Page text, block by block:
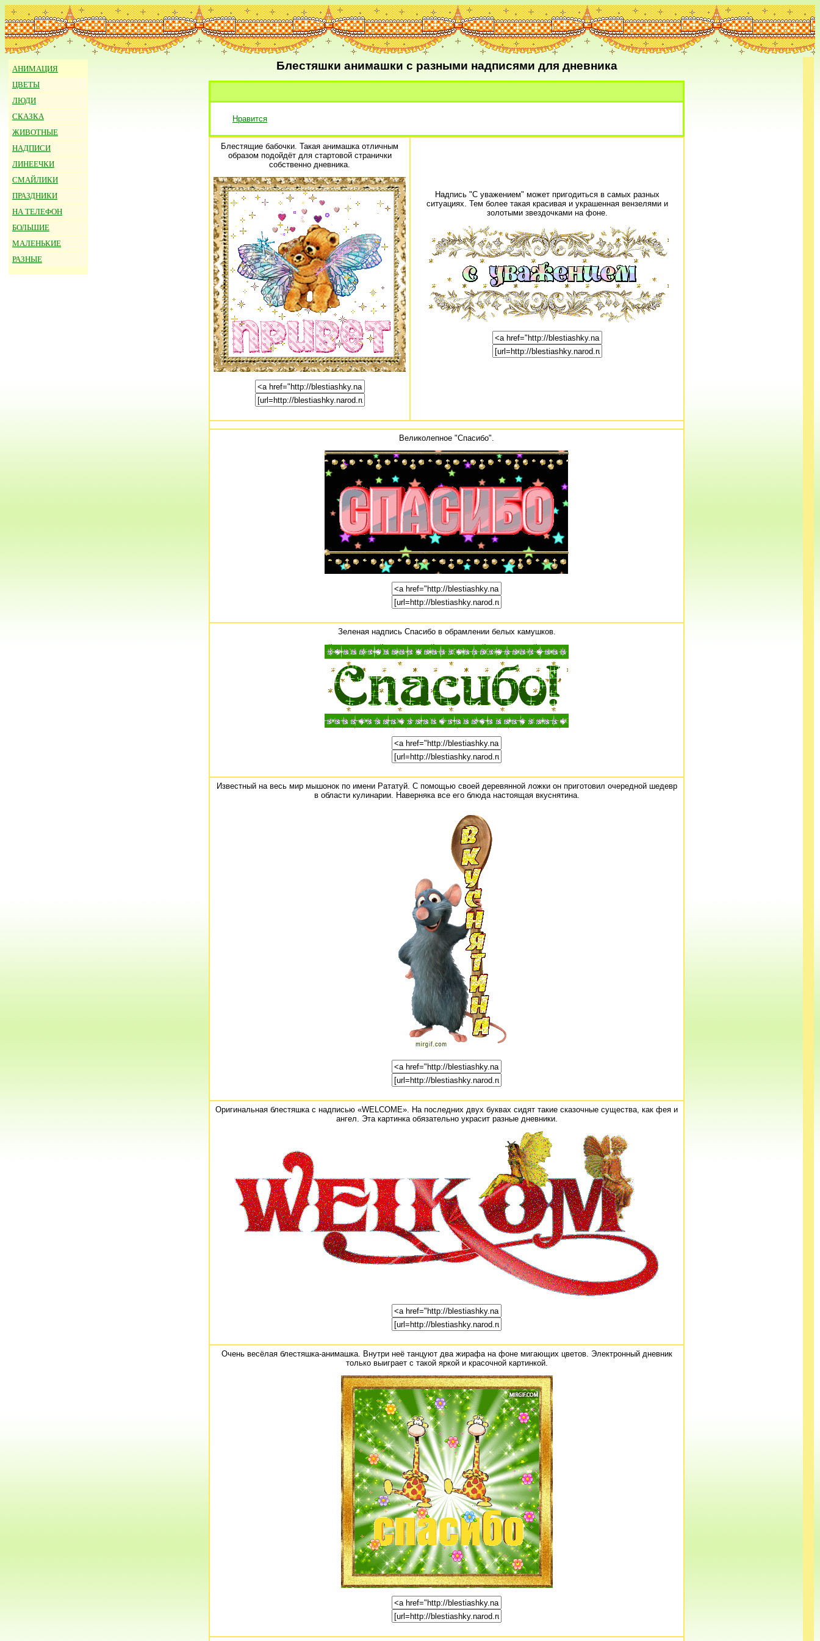
АНИМАЦИЯ
ЦВЕТЫ
ЛЮДИ
СКАЗКА
ЖИВОТНЫЕ
НАДПИСИ
ЛИНЕЕЧКИ
СМАЙЛИКИ
ПРАЗДНИКИ
НА ТЕЛЕФОН
БОЛЬШИЕ
МАЛЕНЬКИЕ
РАЗНЫЕ
Блестяшки анимашки с разными надписями для дневника
Нравится
Блестящие бабочки. Такая анимашка отличным
образом подойдёт для стартовой странички
собственно дневника.
Надпись "С уважением" может пригодиться в самых разных
ситуациях. Тем более такая красивая и украшенная вензелями и
золотыми звездочками на фоне.
Великолепное "Спасибо".
Зеленая надпись Спасибо в обрамлении белых камушков.
Известный на весь мир мышонок по имени Рататуй. С помощью своей деревянной ложки он приготовил очередной шедевр
в области кулинарии. Наверняка все его блюда настоящая вкуснятина.
Оригинальная блестяшка с надписью «WELCOME». На последних двух буквах сидят такие сказочные существа, как фея и
ангел. Эта картинка обязательно украсит разные дневники.
Очень весёлая блестяшка-анимашка. Внутри неё танцуют два жирафа на фоне мигающих цветов. Электронный дневник
только выиграет с такой яркой и красочной картинкой.